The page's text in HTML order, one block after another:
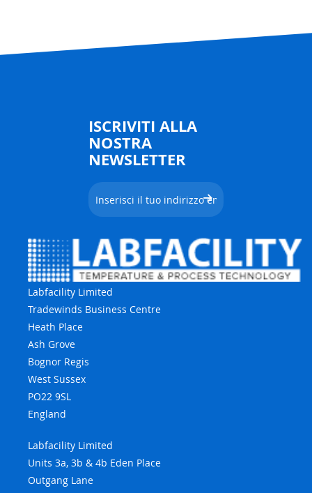
ISCRIVITI ALLA
NOSTRA
NEWSLETTER
Labfacility Limited
Tradewinds Business Centre
Heath Place
Ash Grove
Bognor Regis
West Sussex
PO22 9SL
England
Labfacility Limited
Units 3a, 3b & 4b Eden Place
Outgang Lane